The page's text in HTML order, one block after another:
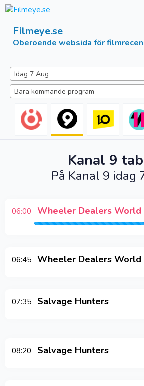
Filmeye.se
Oberoende websida för
Idag 7 Aug
Bara kommande program
Kanal 9
På Kanal 9 idag
06:00 Wheeler Dealers World
06:45 Wheeler Dealers World
07:35 Salvage Hunters
08:20 Salvage Hunters